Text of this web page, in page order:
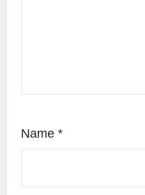
Name *